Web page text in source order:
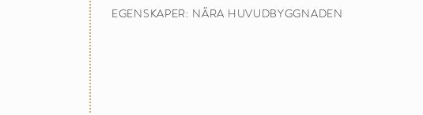
EGENSKAPER: NÄRA HUVUDBYGGNADEN